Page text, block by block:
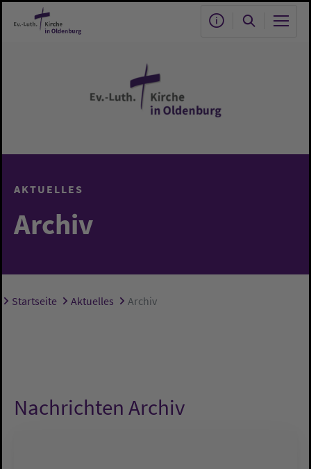
Zum Hauptinhalt springen
AKTUELLES
Archiv
Sie sind hier:
Startseite Aktuelles Archiv
Nachrichten Archiv